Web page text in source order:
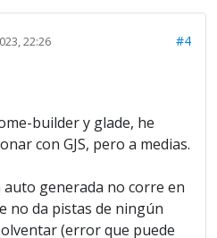
22:26 #4
builder y glade, he
con GJS, pero a medias.
auto generada no corre en
no da pistas de ningún
(error que puede